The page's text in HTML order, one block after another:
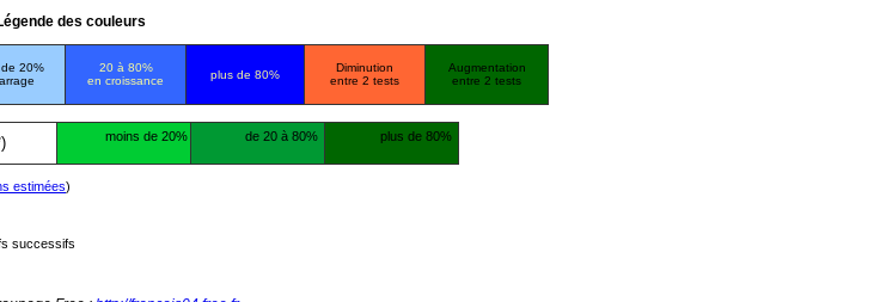
des couleurs
20%
20 à 80%
en croissance
plus de 80%
Diminution
entre 2 tests
Augmentation
entre 2 tests
moins de 20% de 20 à 80% plus de 80%
estimées)
successifs